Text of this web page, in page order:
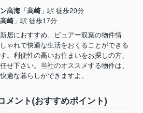
高海 「高崎 」駅 徒歩20分
崎 」駅 徒歩17分
居におすすめ、ピュアー双葉の物件情
ゃれで快適な生活をおくることができる
。利便性の高いお住まいをお探しの方、
せ下さい。当社のオススメする物件は、
適な暮らしができますよ。
メント(おすすめポイント)